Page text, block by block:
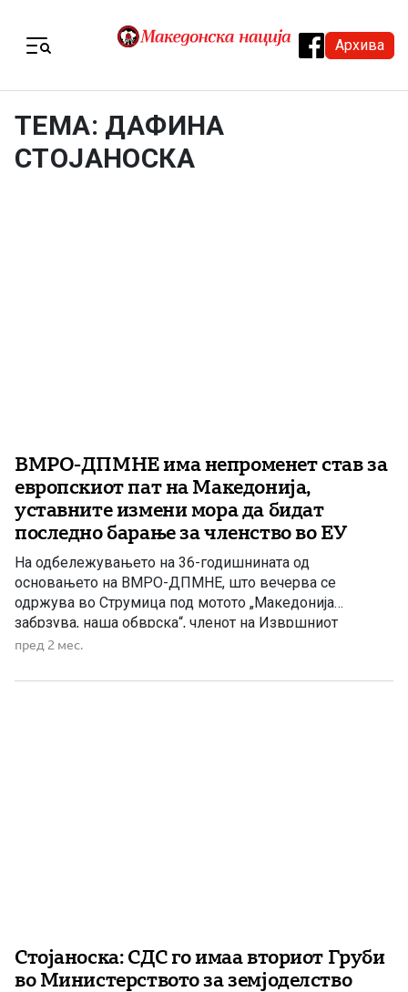
Архива
ТЕМА: ДАФИНА
СТОЈАНОСКА
ВМРО-ДПМНЕ има непроменет став за
европскиот пат на Македонија,
уставните измени мора да бидат
последно барање за членство во ЕУ
На одбележувањето на 36-годишнината од
основањето на ВМРО-ДПМНЕ, што вечерва се
одржува во Струмица под мотото „Македонија
забрзува, наша обврска“, членот на Извршниот
комитет на ВМРО-ДПМНЕ, Дафина Стојаноска, порача
формирана пред повеќе од три децении и продолжува
пред 2 мес.
Стојаноска: СДС го имаа вториот Груби
во Министерството за земјоделство